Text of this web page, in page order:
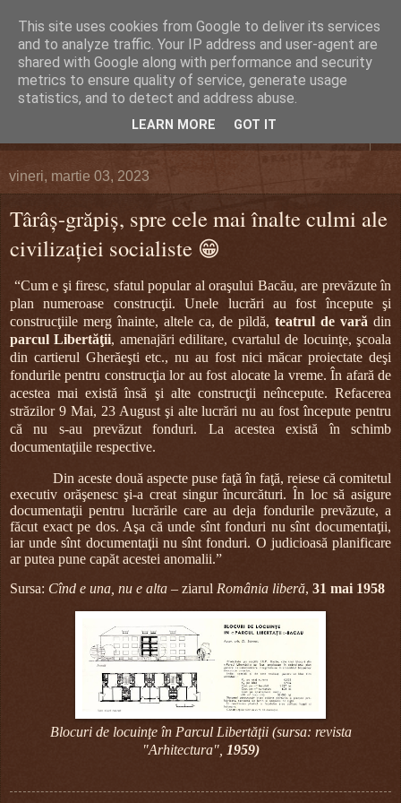
DEFERLĂRI
Despre şi pentru Bacău. Totul la obiect.
vineri, martie 03, 2023
Târâș-grăpiș, spre cele mai înalte culmi ale
civilizaţiei socialiste 😁
“Cum e şi firesc, sfatul popular al oraşului Bacău, are prevăzute în
plan numeroase construcţii. Unele lucrări au fost începute şi
construcţiile merg înainte, altele ca, de pildă,teatrul de vară din
parculLibertăţii, amenajări edilitare, cvartalul de locuinţe, şcoala
din cartierul Gherăeşti etc., nu au fost nici măcar proiectate deşi
fondurile pentru construcţia lor au fost alocate la vreme. În afară de
acestea mai există însă şi alte construcţii neîncepute. Refacerea
străzilor 9 Mai, 23 August şi alte lucrări nu au fostîncepute pentru
că nu s-au prevăzut fonduri. La acestea există în schimb
documentaţiile respective.
Din aceste două aspecte puse faţă în faţă, reiese că comitetul
executiv orăşenesc şi-a creat singur încurcături. În loc să asigure
documentaţii pentru lucrările care au deja fondurile prevăzute, a
făcut exact pe dos. Aşa că unde sînt fonduri nu sînt documentaţii,
iar unde sînt documentaţii nu sînt fonduri. O judicioasă planificare
ar putea pune capăt acestei anomalii.”
Sursa: Cînd e una, nu e alta – ziarul România liberă, 31 mai 1958
Blocuri de locuinţe în Parcul Libertăţii (sursa: revista
"Arhitectura", 1959)
This site uses cookies from Google to deliver its services
and to analyze traffic. Your IP address and user-agent are
shared with Google along with performance and security
metrics to ensure quality of service, generate usage
statistics, and to detect and address abuse.
LEARN MORE GOT IT